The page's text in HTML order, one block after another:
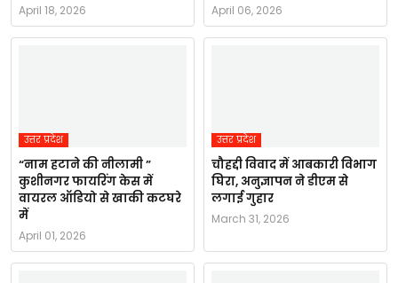
April 18, 2026 April 06, 2026
उत्तर प्रदेश
“नाम हटाने की नीलामी ”
कुशीनगर फायरिंग केस में
वायरल ऑडियो से खाकी कटघरे
में
April 01, 2026
उत्तर प्रदेश
चौहद्दी विवाद में आबकारी विभाग
घिरा, अनुज्ञापन ने डीएम से
लगाई गुहार
March 31, 2026